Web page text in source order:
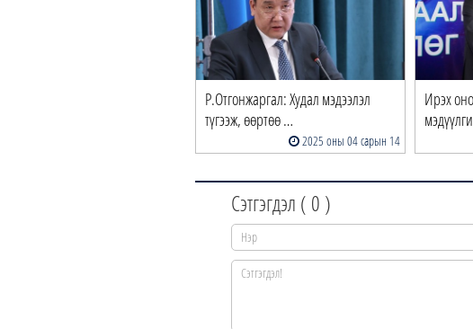
Р.Отгонжаргал: Худал мэдээлэл
түгээж, өөртөө …
2025 оны 04 сарын 14
Ирэх
Сэтгэгдэл ( 0 )